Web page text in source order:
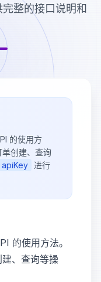
整的接口说明和
的使用方
单创建、查询
apiKey 进行
的使用方法。
、查询等操